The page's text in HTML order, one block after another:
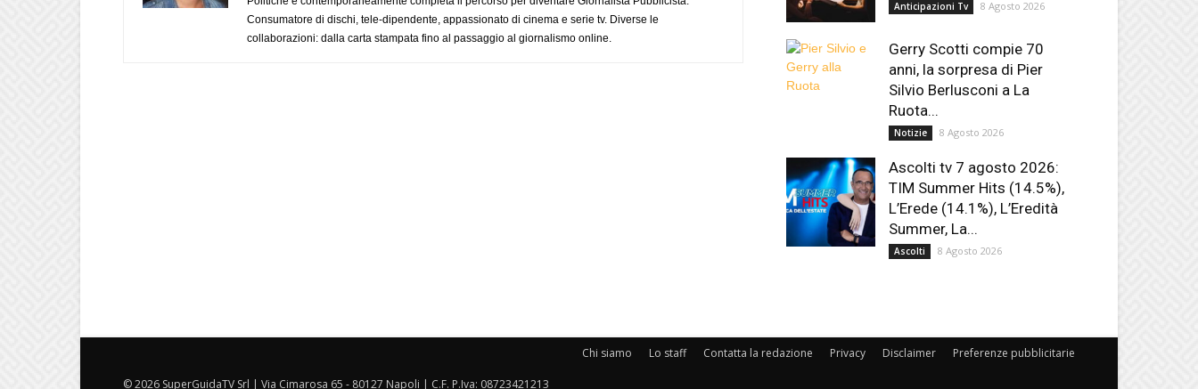
Consumatore di dischi, tele-dipendente, appassionato di cinema e serie tv. Diverse le
collaborazioni: dalla carta stampata fino al passaggio al giornalismo online.
Anticipazioni Tv 8 Agosto 2026
Gerry Scotti compie 70
anni, la sorpresa di Pier
Silvio Berlusconi a La
Ruota...
Notizie 8 Agosto 2026
Ascolti tv 7 agosto 2026:
TIM Summer Hits (14.5%),
L’Erede (14.1%), L’Eredità
Summer, La...
Ascolti 8 Agosto 2026
Chi siamo Lo staff Contatta la redazione Privacy Disclaimer Preferenze pubblicitarie
© 2026 SuperGuidaTV Srl | Via Cimarosa 65 - 80127 Napoli | C.F. P.Iva: 08723421213